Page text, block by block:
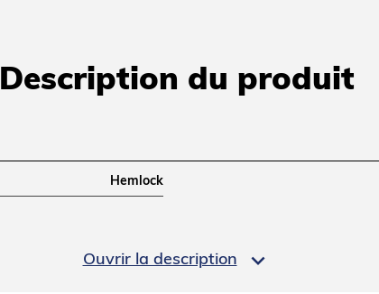
Ouvrir la description 
Description du produit
Hemlock